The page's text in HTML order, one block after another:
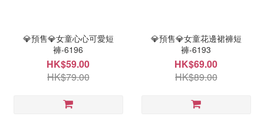
💎預售💎女童心心可愛短
褲-6196
HK$59.00
HK$79.00
💎預售💎女童花邊裙褲短
褲-6193
HK$69.00
HK$89.00